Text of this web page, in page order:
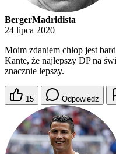
BergerMadridista
24 lipca 2020
Moim zdaniem chłop jest
Kante, że najlepszy DP na
znacznie lepszy.
15 Odpowiedz